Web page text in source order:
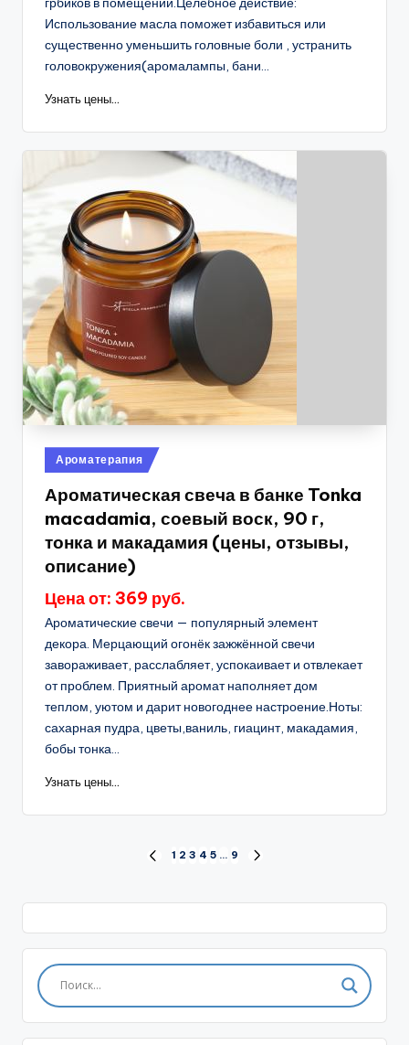
Использование масла поможет избавиться или
существенно уменьшить головные боли , устранить
головокружения(аромалампы, бани...
Узнать цены...
Опубликовано
в
Ароматерапия
Ароматическая свеча в банке Tonka
macadamia, соевый воск, 90 г,
тонка и макадамия (цены, отзывы,
описание)
Цена от: 369 руб.
Ароматические свечи — популярный элемент
декора. Мерцающий огонёк зажжённой свечи
завораживает, расслабляет, успокаивает и отвлекает
от проблем. Приятный аромат наполняет дом
теплом, уютом и дарит новогоднее настроение.Ноты:
сахарная пудра, цветы,ваниль, гиацинт, макадамия,
бобы тонка...
Узнать цены...
Пагинация
записей
ПРЕД.
1 2 3 4 5 … 9